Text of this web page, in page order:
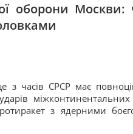
оборони
часів СРСР має
з ядерними